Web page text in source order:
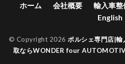
ホーム 会社概要 輸入車整
English
© Copyright 2026 ポルシェ専門店|
取ならWONDER four